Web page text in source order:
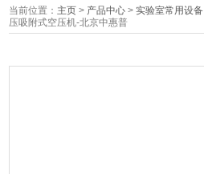
当前位置： 主页 > 产品中心 >实验室常用设备
压吸附式空压机-北京中惠普